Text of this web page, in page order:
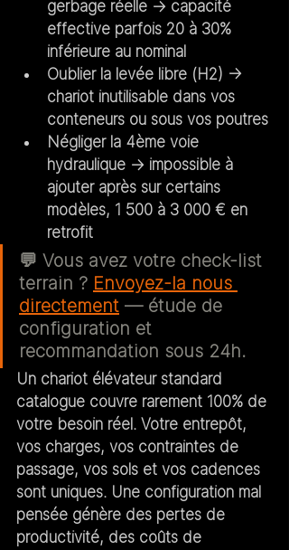
gerbage réelle → capacité
effective parfois 20 à 30%
inférieure au nominal
Oublier la levée libre (H2) →
chariot inutilisable dans vos
conteneurs ou sous vos poutres
Négliger la 4ème voie
hydraulique → impossible à
ajouter après sur certains
modèles, 1 500 à 3 000 € en
retrofit
💬 Vous avez votre check-list
terrain ? Envoyez-la nous
directement — étude de
configuration et
recommandation sous 24h.
Un chariot élévateur standard
catalogue couvre rarement 100% de
votre besoin réel. Votre entrepôt,
vos charges, vos contraintes de
passage, vos sols et vos cadences
sont uniques. Une configuration mal
pensée génère des pertes de
productivité, des coûts de